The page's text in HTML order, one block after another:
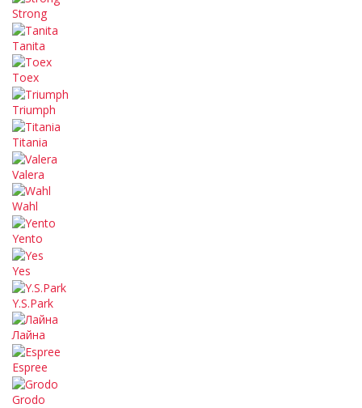
Strong
Tanita
Toex
Triumph
Titania
Valera
Wahl
Yento
Yes
Y.S.Park
Лайна
Espree
Grodo